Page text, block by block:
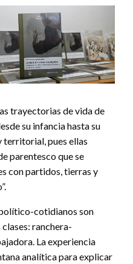
trayectorias de vida de
su infancia hasta su
pues ellas
parentesco que se
con partidos, tierras y
cotidianos son
ranchera-
La experiencia
analítica para explicar